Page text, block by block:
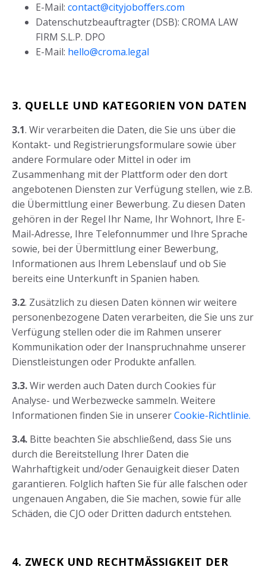
E-Mail: contact@cityjoboffers.com
Datenschutzbeauftragter (DSB): CROMA LAW
FIRM S.L.P. DPO
E-Mail: hello@croma.legal
3. QUELLE UND KATEGORIEN VON DATEN
3.1. Wir verarbeiten die Daten, die Sie uns über die
Kontakt- und Registrierungsformulare sowie über
andere Formulare oder Mittel in oder im
Zusammenhang mit der Plattform oder den dort
angebotenen Diensten zur Verfügung stellen, wie z.B.
die Übermittlung einer Bewerbung. Zu diesen Daten
gehören in der Regel Ihr Name, Ihr Wohnort, Ihre E-
Mail-Adresse, Ihre Telefonnummer und Ihre Sprache
sowie, bei der Übermittlung einer Bewerbung,
Informationen aus Ihrem Lebenslauf und ob Sie
bereits eine Unterkunft in Spanien haben.
3.2. Zusätzlich zu diesen Daten können wir weitere
personenbezogene Daten verarbeiten, die Sie uns zur
Verfügung stellen oder die im Rahmen unserer
Kommunikation oder der Inanspruchnahme unserer
Dienstleistungen oder Produkte anfallen.
3.3.Wir werden auch Daten durch Cookies für
Analyse- und Werbezwecke sammeln. Weitere
Informationen finden Sie in unsererCookie-Richtlinie.
3.4. Bitte beachten Sie abschließend, dass Sie uns
durch die Bereitstellung Ihrer Daten die
Wahrhaftigkeit und/oder Genauigkeit dieser Daten
garantieren. Folglich haften Sie für alle falschen oder
ungenauen Angaben, die Sie machen, sowie für alle
Schäden, die CJO oder Dritten dadurch entstehen.
4. ZWECK UND RECHTMÄSSIGKEIT DER